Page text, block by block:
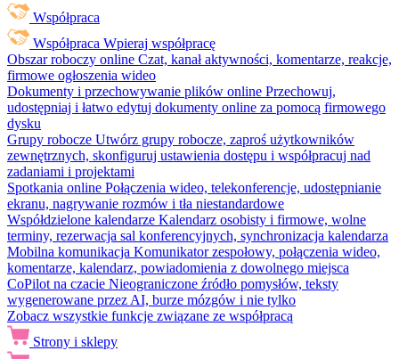
Współpraca
Współpraca Wpieraj współpracę
Obszar roboczy online Czat, kanał aktywności, komentarze, reakcje,
firmowe ogłoszenia wideo
Dokumenty i przechowywanie plików online Przechowuj,
udostępniaj i łatwo edytuj dokumenty online za pomocą firmowego
dysku
Grupy robocze Utwórz grupy robocze, zaproś użytkowników
zewnętrznych, skonfiguruj ustawienia dostępu i współpracuj nad
zadaniami i projektami
Spotkania online Połączenia wideo, telekonferencje, udostępnianie
ekranu, nagrywanie rozmów i tła niestandardowe
Współdzielone kalendarze Kalendarz osobisty i firmowe, wolne
terminy, rezerwacja sal konferencyjnych, synchronizacja kalendarza
Mobilna komunikacja Komunikator zespołowy, połączenia wideo,
komentarze, kalendarz, powiadomienia z dowolnego miejsca
CoPilot na czacie Nieograniczone źródło pomysłów, teksty
wygenerowane przez AI, burze mózgów i nie tylko
Zobacz wszystkie funkcje związane ze współpracą
Strony i sklepy